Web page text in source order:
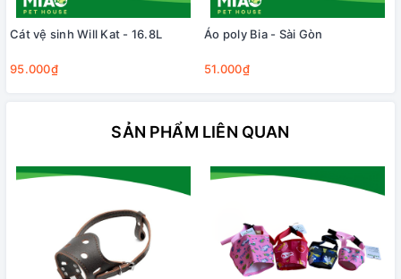
Cát vệ sinh Will Kat - 16.8L
95.000₫
Áo poly Bia - Sài Gòn
51.000₫
SẢN PHẨM LIÊN QUAN